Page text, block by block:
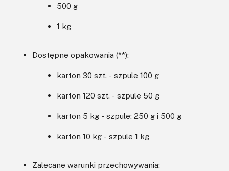
500 g
1 kg
Dostępne opakowania (**):
karton 30 szt. - szpule 100 g
karton 120 szt. - szpule 50 g
karton 5 kg - szpule: 250 g i 500 g
karton 10 kg - szpule 1 kg
Zalecane warunki przechowywania: